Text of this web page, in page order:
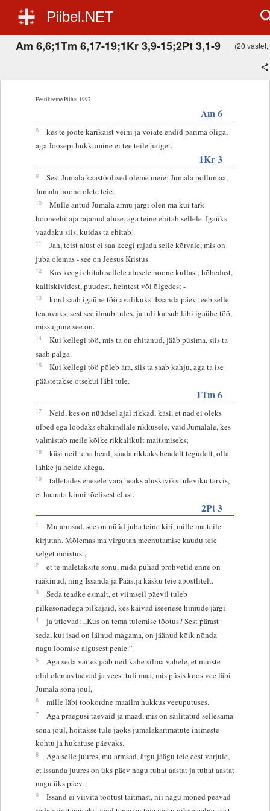
Piibel.NET
Am 6,6;1Tm 6,17-19;1Kr 3,9-15;2Pt 3,1-9 (20
Eestikeelne Piibel 1997
Am 6
6
kes te joote karikaist veini ja võiate endid parima õliga,
aga Joosepi hukkumine ei tee teile haiget.
1Kr 3
9
Sest Jumala kaastöölised oleme meie; Jumala põllumaa,
Jumala hoone olete teie.
10
Mulle antud Jumala armu järgi olen ma kui tark
hooneehitaja rajanud aluse, aga teine ehitab sellele. Igaüks
vaadaku siis, kuidas ta ehitab!
11
Jah, teist alust ei saa keegi rajada selle kõrvale, mis on
juba olemas - see on Jeesus Kristus.
12
Kas keegi ehitab sellele alusele hoone kullast, hõbedast,
kalliskividest, puudest, heintest või õlgedest -
13
kord saab igaühe töö avalikuks. Issanda päev teeb selle
teatavaks, sest see ilmub tules, ja tuli katsub läbi igaühe töö,
missugune see on.
14
Kui kellegi töö, mis ta on ehitanud, jääb püsima, siis ta
saab palga.
15
Kui kellegi töö põleb ära, siis ta saab kahju, aga ta ise
päästetakse otsekui läbi tule.
1Tm 6
17
Neid, kes on nüüdsel ajal rikkad, käsi, et nad ei oleks
ülbed ega loodaks ebakindlale rikkusele, vaid Jumalale, kes
valmistab meile kõike rikkalikult maitsmiseks;
18
käsi neil teha head, saada rikkaks headelt tegudelt, olla
lahke ja helde käega,
19
talletades enesele vara heaks aluskiviks tuleviku tarvis,
et haarata kinni tõelisest elust.
2Pt 3
1
Mu armsad, see on nüüd juba teine kiri, mille ma teile
kirjutan. Mõlemas ma virgutan meenutamise kaudu teie
selget mõistust,
2
et te mäletaksite sõnu, mida pühad prohvetid enne on
rääkinud, ning Issanda ja Päästja käsku teie apostlitelt.
3
Seda teadke esmalt, et viimseil päevil tuleb
pilkesõnadega pilkajaid, kes käivad iseenese himude järgi
4
ja ütlevad: „Kus on tema tulemise tõotus? Sest pärast
seda, kui isad on läinud magama, on jäänud kõik nõnda
nagu loomise algusest peale.”
5
Aga seda väites jääb neil kahe silma vahele, et muiste
olid olemas taevad ja veest tuli maa, mis püsis koos vee läbi
Jumala sõna jõul,
6 mille läbi tookordne maailm hukkus veeuputuses.
7
Aga praegusi taevaid ja maad, mis on säilitatud sellesama
sõna jõul, hoitakse tule jaoks jumalakartmatute inimeste
kohtu ja hukatuse päevaks.
8
Aga selle juures, mu armsad, ärgu jäägu teie eest varjule,
et Issanda juures on üks päev nagu tuhat aastat ja tuhat aastat
nagu üks päev.
9
Issand ei viivita tõotust täitmast, nii nagu mõned peavad